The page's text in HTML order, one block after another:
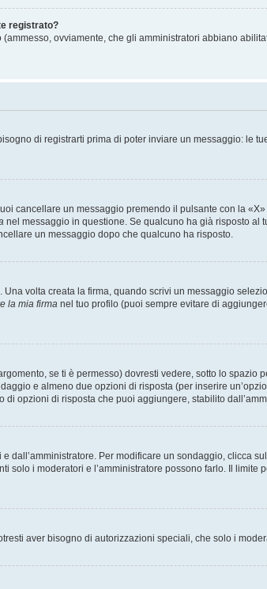
registrato?
ovviamente, che gli amministratori abbiano
di registrarti prima di poter inviare un messaggio: le
cancellare un messaggio premendo il pulsante con la
nel messaggio in questione. Se qualcuno ha già risposto al
un messaggio dopo che qualcuno ha risposto.
volta creata la firma, quando scrivi un messaggio
la mia firma nel tuo profilo (puoi sempre evitare di
se ti è permesso) dovresti vedere, sotto lo spazio
e almeno due opzioni di risposta (per inserire
opzioni di risposta che puoi aggiungere, stabilito
dall’amministratore. Per modificare un sondaggio, clicca
i moderatori e l’amministratore possono farlo. Il limite
aver bisogno di autorizzazioni speciali, che solo i